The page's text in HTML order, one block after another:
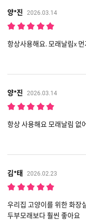
양*진 2026.03.14
항상사용해요. 모래날림x
양*진 2026.03.14
항상 사용해요 모래날림 없
김*태 2026.02.23
우리집 고양이를 위한 화장
두부모래보다 훨씬 좋아요